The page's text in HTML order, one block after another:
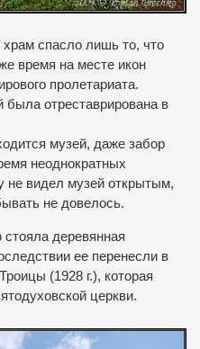
спасло лишь то, что
время на месте икон
пролетариата.
была отреставрирована в
музей, даже забор
неоднократных
не видел музей открытым,
не довелось.
деревянная
ее перенесли в
(1928 г.), которая
церкви.